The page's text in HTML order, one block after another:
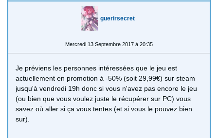
guerirsecret
Mercredi 13 Septembre 2017 à 20:35
Je préviens les personnes intéressées que le jeu est
actuellement en promotion à -50% (soit 29,99€) sur steam
jusqu'à vendredi 19h donc si vous n'avez pas encore le jeu
(ou bien que vous voulez juste le récupérer sur PC) vous
savez où aller si ça vous tentes (et si vous le pouvez bien
sur).